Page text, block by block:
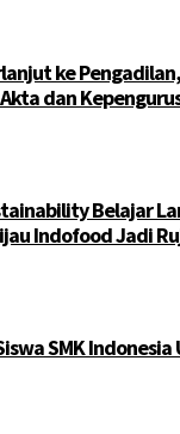
ke
dan
Belajar
Indofood Jadi
SMK